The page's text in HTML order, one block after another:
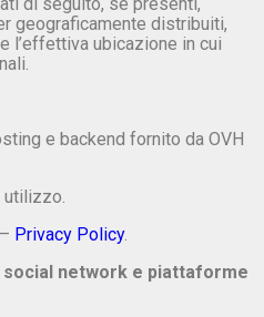
geograficamente distribuiti,
l’effettiva ubicazione in cui
e backend fornito da OVH
utilizzo.
Privacy Policy.
network e piattaforme